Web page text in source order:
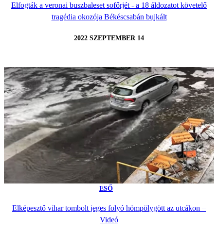
Elfogták a veronai buszbaleset sofőrjét - a 18 áldozatot követelő
tragédia okozója Békéscsabán bujkált
2022 SZEPTEMBER 14
ESŐ
Elképesztő vihar tombolt jeges folyó hömpölygött az utcákon –
Videó